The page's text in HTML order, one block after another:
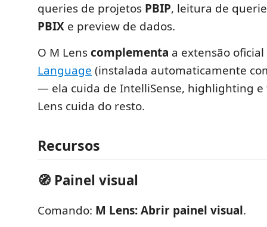
queries de projetos PBIP, leitura de
PBIX e preview de dados.
O M Lenscomplementa a extensão oficial
Language (instalada automaticamente
— ela cuida de IntelliSense, highlighting e
Lens cuida do resto.
Recursos
🧭 Painel visual
Comando: M Lens: Abrir painel visual.